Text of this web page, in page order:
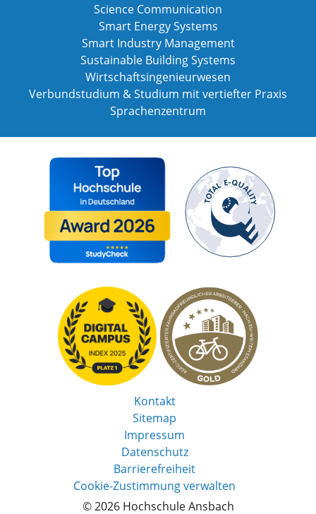
Science Communication
Smart Energy Systems
Smart Industry Management
Sustainable Building Systems
Wirtschaftsingenieurwesen
Verbundstudium & Studium mit vertiefter Praxis
Sprachenzentrum
Kontakt
Sitemap
Impressum
Datenschutz
Barrierefreiheit
Cookie-Zustimmung verwalten
© 2026 Hochschule Ansbach